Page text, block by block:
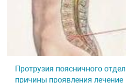
Протрузия поясничного
причины проявления лечение